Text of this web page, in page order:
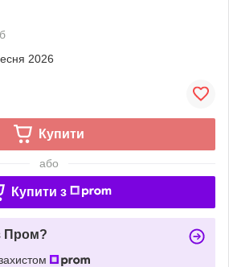
2026
Купити
або
Купити з
Пром?